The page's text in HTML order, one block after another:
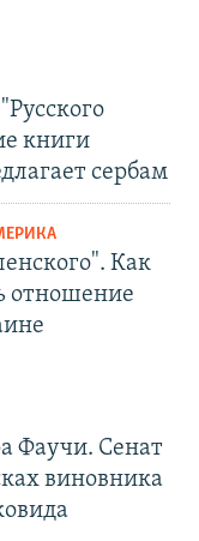
книги
сербам
Как
отношение
Фаучи. Сенат
виновника